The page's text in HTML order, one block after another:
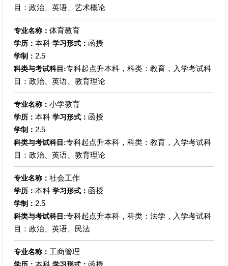
目：政治、英语、艺术概论
专业名称： 体育教育
学历： 本科 学习形式： 函授
学制： 2.5
科类与考试科目:专科起点升本科，科类：教育，入学考试科
目：政治、英语、教育理论
专业名称： 小学教育
学历： 本科 学习形式： 函授
学制： 2.5
科类与考试科目:专科起点升本科，科类：教育，入学考试科
目：政治、英语、教育理论
专业名称： 社会工作
学历： 本科 学习形式： 函授
学制： 2.5
科类与考试科目:专科起点升本科，科类：法学，入学考试科
目：政治、英语、民法
专业名称： 工商管理
本科 函授